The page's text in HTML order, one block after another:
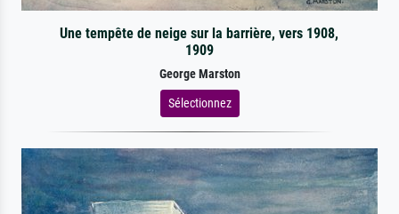
Une tempête de neige sur la barrière, vers 1908,
1909
George Marston
Sélectionnez